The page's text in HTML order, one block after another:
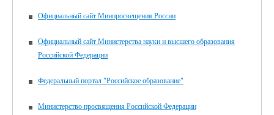
Официальный сайт Минпросвещения России
Официальный сайт Министерства науки и высшего образования
Российской Федерации
Федеральный портал "Российское образование"
Министерство просвящения Российской Федерации